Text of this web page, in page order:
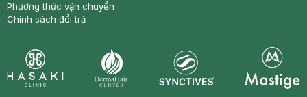
Phương thức vận chuyển
Chính sách đổi trả